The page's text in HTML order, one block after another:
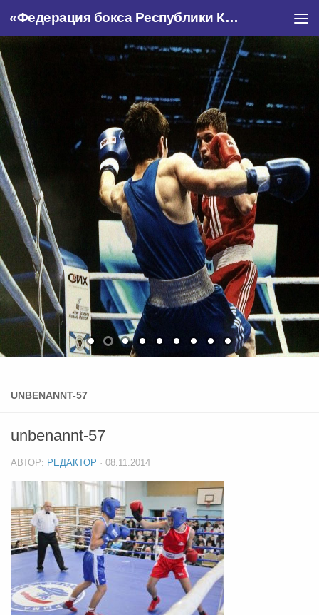
«Федерация бокса Республики Крым»
UNBENANNT-57
unbenannt-57
АВТОР: РЕДАКТОР · 08.11.2014